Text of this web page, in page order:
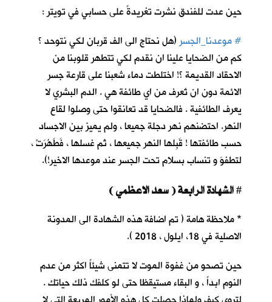
حين عدت للفندق نشرت تغريدةً على حسابي في تويتر :
#موعدنا_الجسر(هل نحتاج الى الف قربان لكي نتوحد ؟
كم من الضحايا علينا ان نقدم لكي تتطهر قلوبنا من
الاحقاد القديمة ؟! اختلطت دماء شعبنا على قارعة جسر
الائمة دون ان تُعرف من اي طائفة هي . الدم البشري لا
يعرف الطائفية . فالضحايا قد تعانقوا حتى وصلوا لقاع
النهر. احتضنهم نهر دجلة جميعا ، ولم يميز بين الاجساد
حسب طائفتها ! قَبِلها النهر جميعها ، ثم غسلها ، فَطَهُرَتْ ،
لتطفوَ و تنساب بسلام تحت الجسر عند موعدها الاخير!).
#
* ملاحظة هامة ( تم اضافة هذه الشهادة الى المدونة
الاصلية في 18، ايلول ، 2018 ).
حين تصحو من غفوة الموت لا تتمنى شيئاً اكثر من عدم
النوم ابداً ، و البقاء مستيقظا حتى لو كلفك ذلك حياتك .